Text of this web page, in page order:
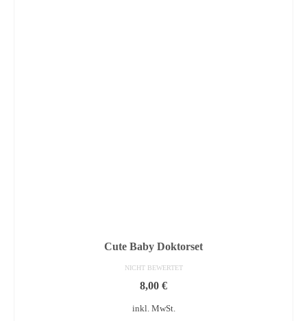
Cute Baby Doktorset
NICHT BEWERTET
8,00 €
inkl. MwSt.